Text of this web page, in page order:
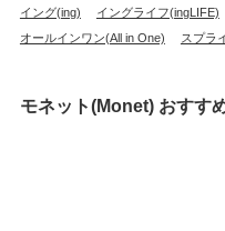
イング(ing)
イングライフ(ingLIFE)
オールインワン(All in One)
スプラ
モネット(Monet) おすす